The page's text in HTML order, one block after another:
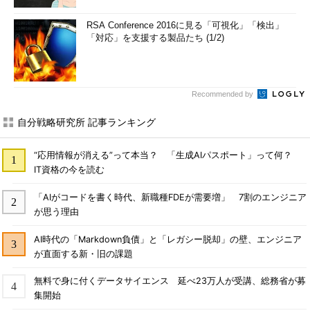
RSA Conference 2016に見る「可視化」「検出」
「対応」を支援する製品たち (1/2)
Recommended by
自分戦略研究所 記事ランキング
“応用情報が消える”って本当？ 「生成AIパスポート」って何？
IT資格の今を読む
「AIがコードを書く時代、新職種FDEが需要増」 7割のエンジニア
が思う理由
AI時代の「Markdown負債」と「レガシー脱却」の壁、エンジニア
が直面する新・旧の課題
無料で身に付くデータサイエンス 延べ23万人が受講、総務省が募
集開始